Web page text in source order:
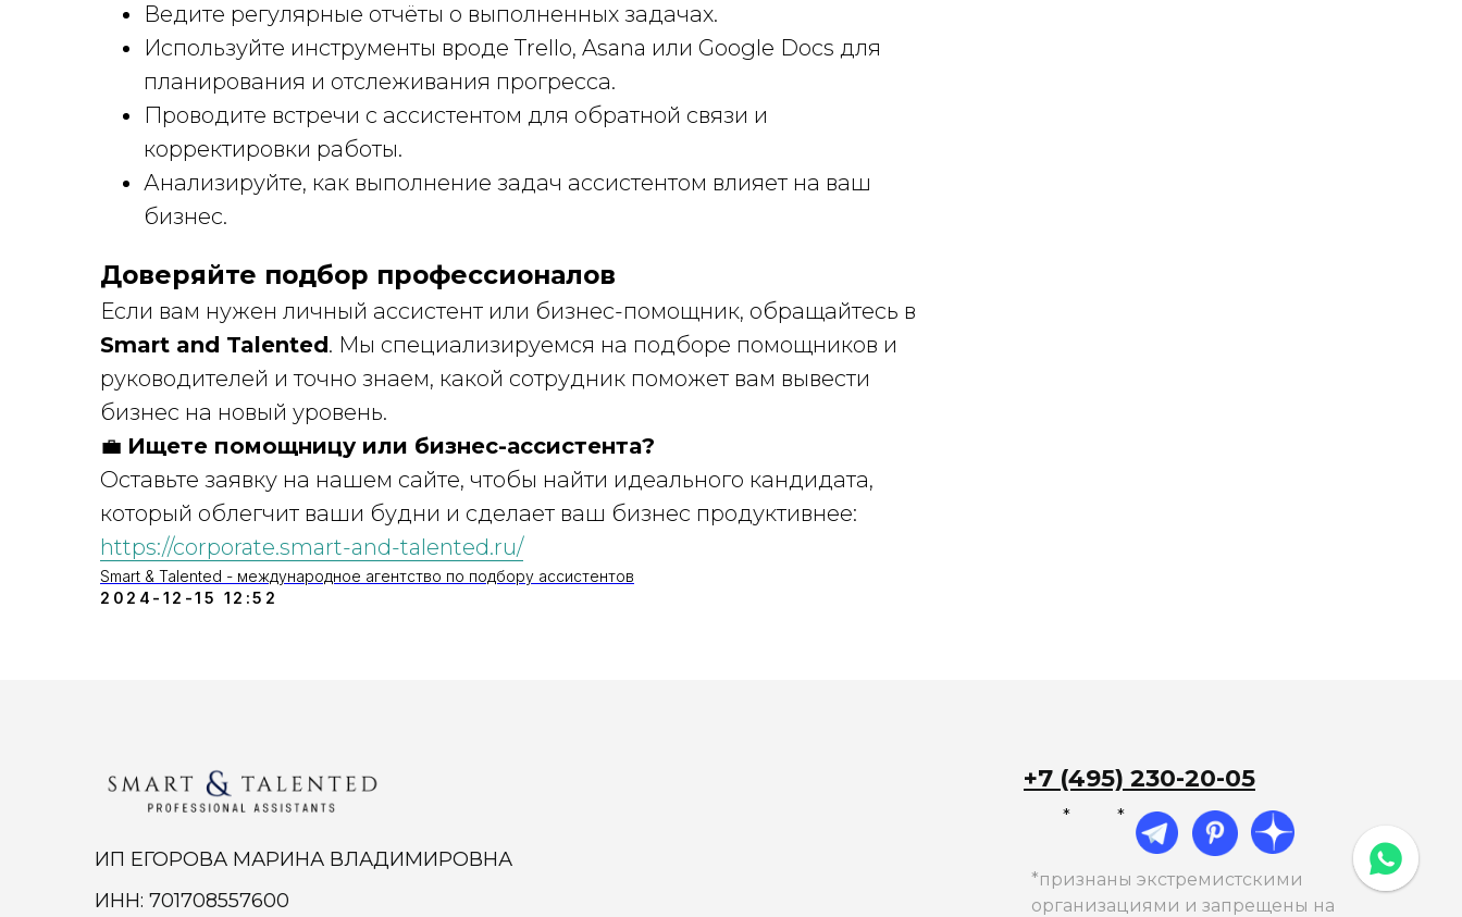
Ведите регулярные отчёты о выполненных задачах.
Используйте инструменты вроде Trello, Asana или Google Docs для
планирования и отслеживания прогресса.
Проводите встречи с ассистентом для обратной связи и
корректировки работы.
Анализируйте, как выполнение задач ассистентом влияет на ваш
бизнес.
Доверяйте подбор профессионалов
Если вам нужен личный ассистент или бизнес-помощник, обращайтесь в
Smart and Talented. Мы специализируемся на подборе помощников и
руководителей и точно знаем, какой сотрудник поможет вам вывести
бизнес на новый уровень.
💼 Ищете помощницу или бизнес-ассистента?
Оставьте заявку на нашем сайте, чтобы найти идеального кандидата,
который облегчит ваши будни и сделает ваш бизнес продуктивнее:
https://corporate.smart-and-talented.ru/
Smart & Talented - международное агентство по подбору ассистентов
2024-12-15 12:52
ИП ЕГОРОВА МАРИНА ВЛАДИМИРОВНА
ИНН: 701708557600
+7 (495) 230-20-05
*признаны экстремистскими
организациями и запрещены на
* *